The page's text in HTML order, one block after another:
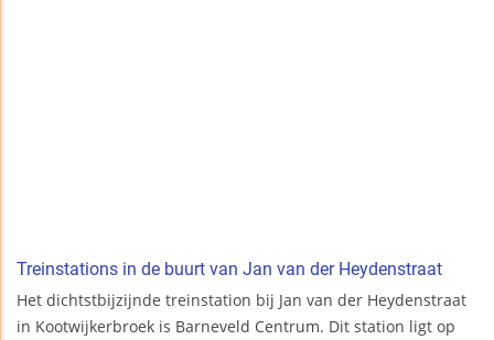
Treinstations in de buurt van Jan van der Heydenstraat
Het dichtstbijzijnde treinstation bij Jan van der Heydenstraat
in Kootwijkerbroek is Barneveld Centrum. Dit station ligt op